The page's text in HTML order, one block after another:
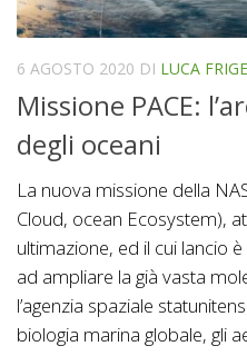
6 AGOSTO 2020 DI LUCA
Missione PACE:
degli oceani
La nuova missione della
Cloud, ocean Ecosystem),
ultimazione, ed il cui lancio
ad ampliare la già vasta
l’agenzia spaziale
biologia marina globale, gli